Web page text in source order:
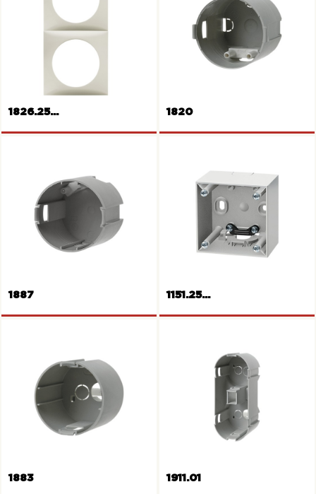
Cornice singola Cornice con coperchio
Cornice doppia
1826.25...
Scatola (cuffia di protezione)
1820
Scatola (cuffia di protezione)
1887
Contenitori da parete
1151.25...
1883 1911.01